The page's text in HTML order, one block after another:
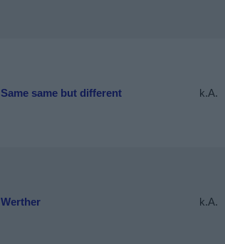
Same same but different k.A.
Werther k.A.